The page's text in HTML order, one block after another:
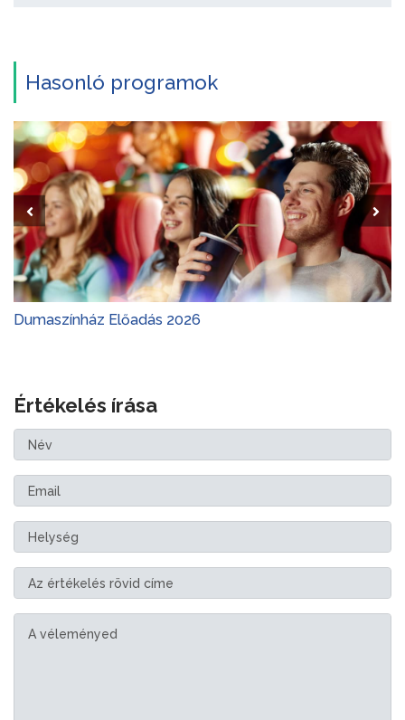
Hasonló programok
Dumaszínház Előadás 2026
Értékelés írása